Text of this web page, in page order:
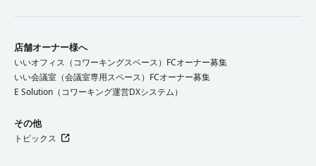
店舗オーナー様へ
いいオフィス（コワーキングスペース）FCオーナー募集
いい会議室（会議室専用スペース）FCオーナー募集
E Solution（コワーキング運営DXシステム）
その他
トピックス